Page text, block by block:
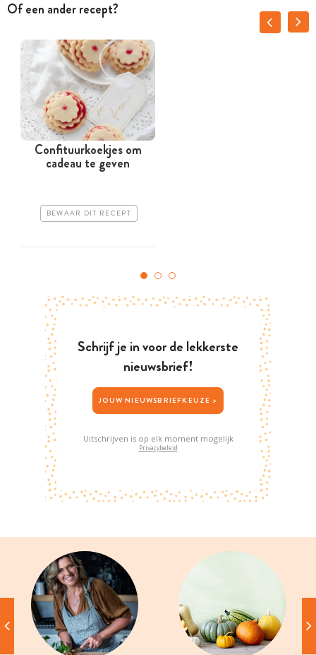
Of een ander recept?
Confituurkoekjes om
cadeau te geven
BEWAAR DIT RECEPT
Schrijf je in voor de lekkerste
nieuwsbrief!
JOUW NIEUWSBRIEFKEUZE >
Uitschrijven is op elk moment mogelijk
Privacybeleid